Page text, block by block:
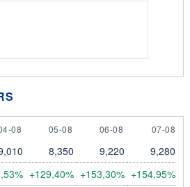
AUGUST
08 5 AUGUST
05-08 6 AUGUST
06-08 7 AUGUST
07-08
8,350 9,220 9,280
+129,40% +153,30% +154,95%